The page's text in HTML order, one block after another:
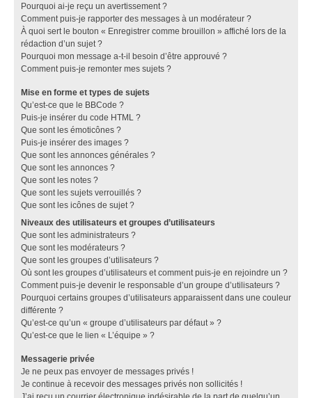
Pourquoi ai-je reçu un avertissement ?
Comment puis-je rapporter des messages à un modérateur ?
À quoi sert le bouton « Enregistrer comme brouillon » affiché lors de la
rédaction d’un sujet ?
Pourquoi mon message a-t-il besoin d’être approuvé ?
Comment puis-je remonter mes sujets ?
Mise en forme et types de sujets
Qu’est-ce que le BBCode ?
Puis-je insérer du code HTML ?
Que sont les émoticônes ?
Puis-je insérer des images ?
Que sont les annonces générales ?
Que sont les annonces ?
Que sont les notes ?
Que sont les sujets verrouillés ?
Que sont les icônes de sujet ?
Niveaux des utilisateurs et groupes d’utilisateurs
Que sont les administrateurs ?
Que sont les modérateurs ?
Que sont les groupes d’utilisateurs ?
Où sont les groupes d’utilisateurs et comment puis-je en rejoindre un ?
Comment puis-je devenir le responsable d’un groupe d’utilisateurs ?
Pourquoi certains groupes d’utilisateurs apparaissent dans une couleur
différente ?
Qu’est-ce qu’un « groupe d’utilisateurs par défaut » ?
Qu’est-ce que le lien « L’équipe » ?
Messagerie privée
Je ne peux pas envoyer de messages privés !
Je continue à recevoir des messages privés non sollicités !